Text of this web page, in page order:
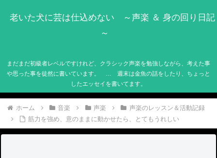
老いた犬に芸は仕込めない ～声楽 ＆ 身の回り日記
～
まだまだ初級者レベルですけれど、クラシック声楽を勉強しながら、考えた事
や思った事を徒然に書いています。 … 週末は金魚の話をしたり、ちょっと
したエッセイを書いてます。
ホーム 音楽 声楽
声楽のレッスン＆活動記録
筋力を強め、意のままに動かせたら、とてもうれしい